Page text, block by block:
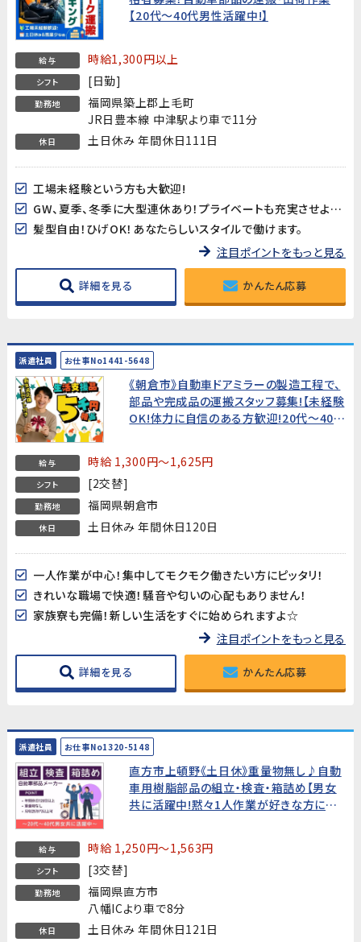
【20代～40代男性活躍中!】
給与 時給1,300円以上
シフト [日勤]
勤務地
福岡県築上郡上毛町
JR日豊本線 中津駅より車で11分
休日 土日休み 年間休日111日
工場未経験という方も大歓迎!
GW、夏季、冬季に大型連休あり！プライベートも充実させよう♪
髪型自由！ひげOK！あなたらしいスタイルで働けます。
注目ポイントをもっと見る
詳細を見る かんたん応募
派遣社員 お仕事No1441-5648
《朝倉市》自動車ドアミラーの製造工程で、
部品や完成品の運搬スタッフ募集!【未経験
OK!体力に自信のある方歓迎!20代～40代
給与 時給 1,300円～1,625円
シフト [2交替]
勤務地 福岡県朝倉市
休日 土日休み 年間休日120日
一人作業が中心！集中してモクモク働きたい方にピッタリ！
きれいな職場で快適！騒音や匂いの心配もありません！
家族寮も完備！新しい生活をすぐに始められますよ☆
注目ポイントをもっと見る
詳細を見る かんたん応募
派遣社員 お仕事No1320-5148
直方市上頓野《土日休》重量物無し♪自動
車用樹脂部品の組立・検査・箱詰め【男女
共に活躍中!黙々1人作業が好きな方にお
給与 時給 1,250円～1,563円
シフト [3交替]
勤務地
福岡県直方市
八幡ICより車で8分
休日 土日休み 年間休日121日